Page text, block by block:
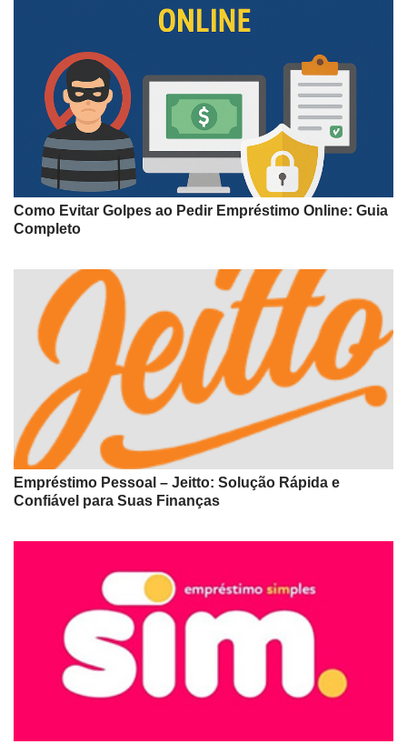
Como Evitar Golpes ao Pedir Empréstimo Online: Guia
Completo
Empréstimo Pessoal – Jeitto: Solução Rápida e
Confiável para Suas Finanças